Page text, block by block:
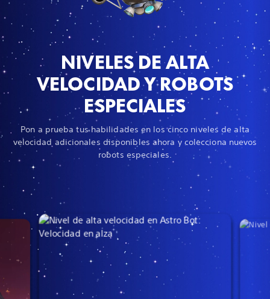
NIVELES DE ALTA
VELOCIDAD Y ROBOTS
ESPECIALES
Pon a prueba tus habilidades en los cinco niveles de alta
velocidad adicionales disponibles ahora y colecciona nuevos
robots especiales.